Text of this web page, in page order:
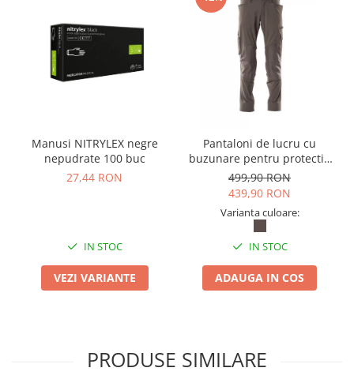
Manusi NITRYLEX negre
nepudrate 100 buc
27,44 RON
IN STOC
VEZI VARIANTE
Pantaloni de lucru cu
buzunare pentru protectie
la genunchi Mascot®
ACCELERATE
499,90 RON
439,90 RON
Varianta culoare:
IN STOC
ADAUGA IN COS
PRODUSE SIMILARE